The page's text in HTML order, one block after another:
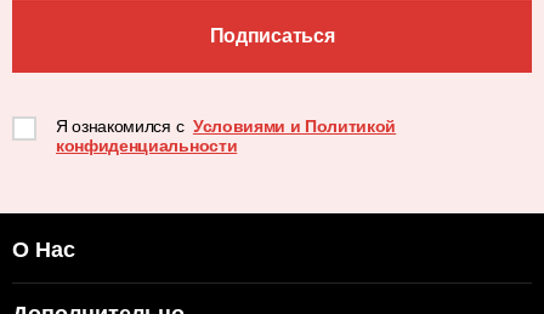
Подписаться
Я ознакомился с Условиями и Политикой
конфиденциальности
О Нас